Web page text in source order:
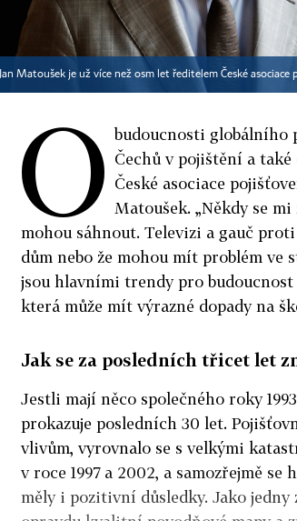
Jan Matoušek je už více než osm let ředitelem České asociace
O budoucnosti globálního
Čechů v pojištění a
České asociace
Matoušek. „Někdy se
mohou sáhnout. Televizi a gauč
dům nebo že mohou mít problém ve
jsou hlavními trendy pro
která může mít výrazné dopady na
Jak se za posledních třicet let
Jestli mají něco společného roky
prokazuje posledních 30 let.
vlivům, vyrovnalo se s velkými
v roce 1997 a 2002, a samozřejmě
měly i pozitivní důsledky. Jako